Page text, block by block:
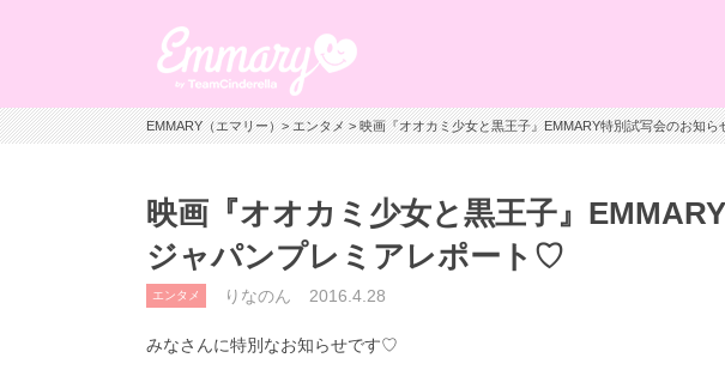
EMMARY（エマリー）>エンタメ> 映画『オオカミ少女と黒王子』EMMARY特別試写会のお知
映画『オオカミ少女と黒王子』
ジャパンプレミアレポート♡
エンタメ りなのん 2016.4.28
みなさんに特別なお知らせです♡